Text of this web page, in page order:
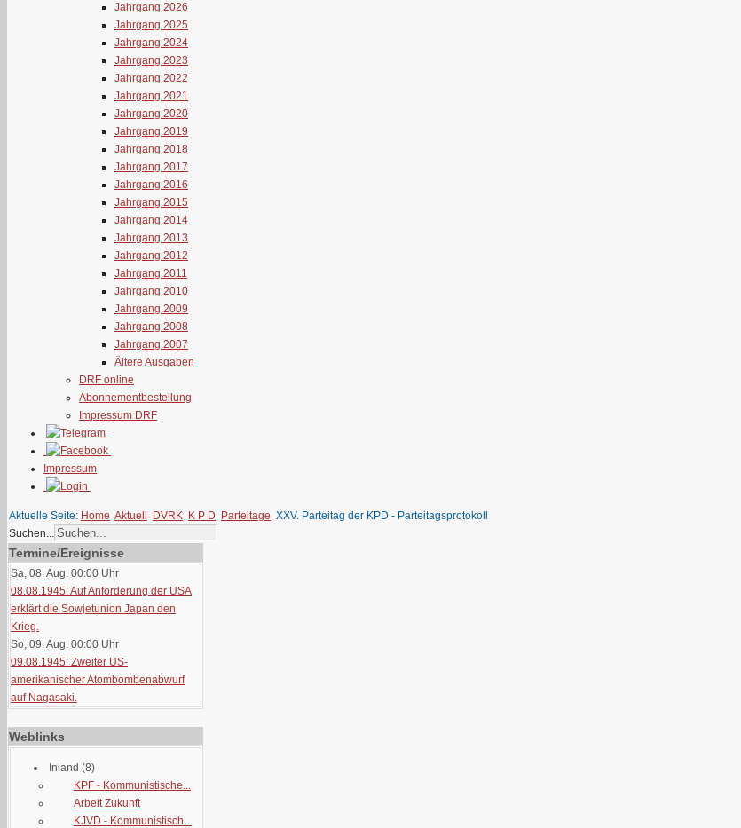
Jahrgang 2026
Jahrgang 2025
Jahrgang 2024
Jahrgang 2023
Jahrgang 2022
Jahrgang 2021
Jahrgang 2020
Jahrgang 2019
Jahrgang 2018
Jahrgang 2017
Jahrgang 2016
Jahrgang 2015
Jahrgang 2014
Jahrgang 2013
Jahrgang 2012
Jahrgang 2011
Jahrgang 2010
Jahrgang 2009
Jahrgang 2008
Jahrgang 2007
Ältere Ausgaben
DRF online
Abonnementbestellung
Impressum DRF
Impressum
Aktuelle Seite: Home Aktuell DVRK K P D Parteitage XXV. Parteitag der KPD - Parteitagsprotokoll
Suchen...
Termine/Ereignisse
Sa, 08. Aug. 00:00 Uhr
08.08.1945: Auf Anforderung der USA
erklärt die Sowjetunion Japan den
Krieg.
So, 09. Aug. 00:00 Uhr
09.08.1945: Zweiter US-
amerikanischer Atombombenabwurf
auf Nagasaki.
Weblinks
Inland (8)
KPF - Kommunistische...
Arbeit Zukunft
KJVD - Kommunistisch...